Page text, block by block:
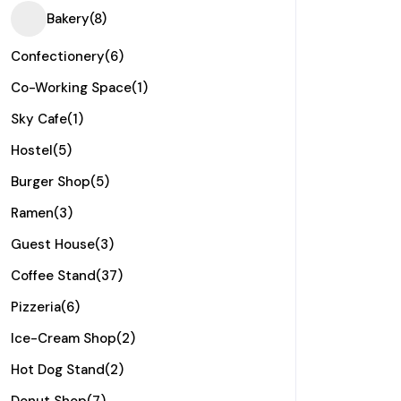
Bakery(8)
Confectionery(6)
Co-Working Space(1)
Sky Cafe(1)
Hostel(5)
Burger Shop(5)
Ramen(3)
Guest House(3)
Coffee Stand(37)
Pizzeria(6)
Ice-Cream Shop(2)
Hot Dog Stand(2)